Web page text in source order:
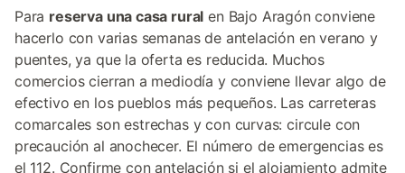
Para reserva una casa rural en Bajo Aragón conviene
hacerlo con varias semanas de antelación en verano y
puentes, ya que la oferta es reducida. Muchos
comercios cierran a mediodía y conviene llevar algo de
efectivo en los pueblos más pequeños. Las carreteras
comarcales son estrechas y con curvas: circule con
precaución al anochecer. El número de emergencias es
el 112. Confirme con antelación si el alojamiento admite